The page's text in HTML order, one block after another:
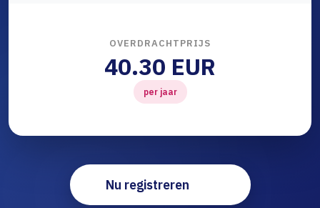
OVERDRACHTPRIJS
40.30 EUR
per jaar
Nu registreren